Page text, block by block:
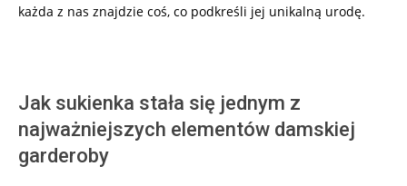
każda z nas znajdzie coś, co podkreśli jej unikalną urodę.
Jak sukienka stała się jednym z
najważniejszych elementów damskiej
garderoby